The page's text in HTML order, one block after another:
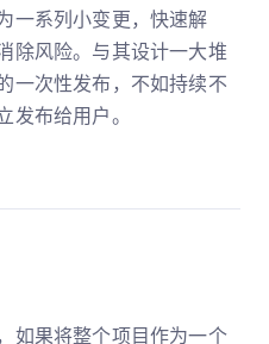
一系列小变更，快速解
除风险。与其设计一大堆
一次性发布，不如持续不
发布给用户。
如果将整个项目作为一个